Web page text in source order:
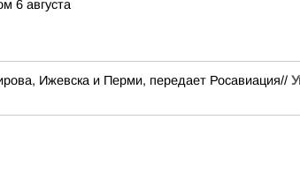
6 августа
Ижевска и Перми, передает Росавиация//